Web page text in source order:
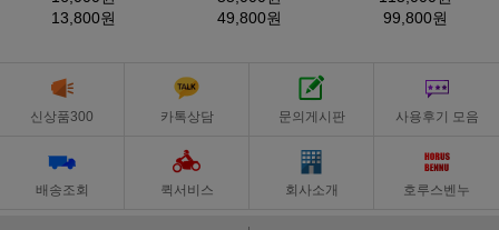
13,800원
49,800원
99,800원
신상품300 카톡상담 문의게시판 사용후기 모음
배송조회 퀵서비스 회사소개 호루스벤누